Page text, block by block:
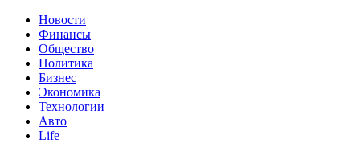
Новости
Финансы
Общество
Политика
Бизнес
Экономика
Технологии
Авто
Life